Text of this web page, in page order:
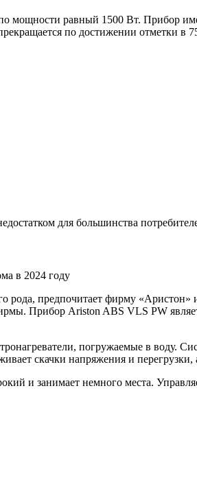
мощности равный 1500 Вт. Прибор
по достижении отметки в
для большинства
предпочитает фирму
Прибор Ariston ABS VLS PW
погружаемые в воду.
скачки напряжения и
и занимает немного места.